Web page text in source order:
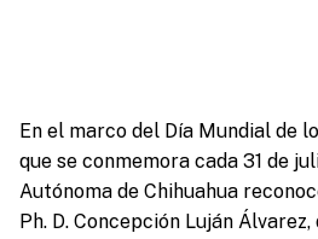
En el marco del Día Mundial de
que se conmemora cada 31 de
Autónoma de Chihuahua
Ph. D. Concepción Luján